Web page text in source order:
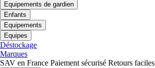
Equipements de gardien
Enfants
Equipements
Equipes
Déstockage
Marques
SAV en France Paiement sécurisé Retours faciles